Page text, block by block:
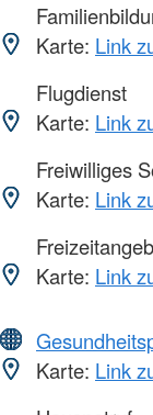
Karte: Link
Flugdienst
Karte: Link
Freiwilliges
Karte: Link
Karte: Link
Karte: Link